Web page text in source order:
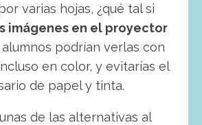
varias hojas, ¿qué tal si
imágenes en el proyector
alumnos podrían verlas con
en color, y evitarías el
de papel y tinta.
de las alternativas al